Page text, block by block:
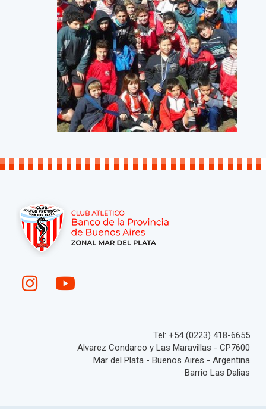
Tel: +54 (0223) 418-6655
Alvarez Condarco y Las Maravillas - CP7600
Mar del Plata - Buenos Aires - Argentina
Barrio Las Dalias